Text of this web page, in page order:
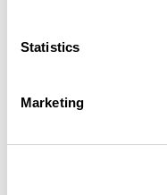
Statistics
Marketing
Cannabis